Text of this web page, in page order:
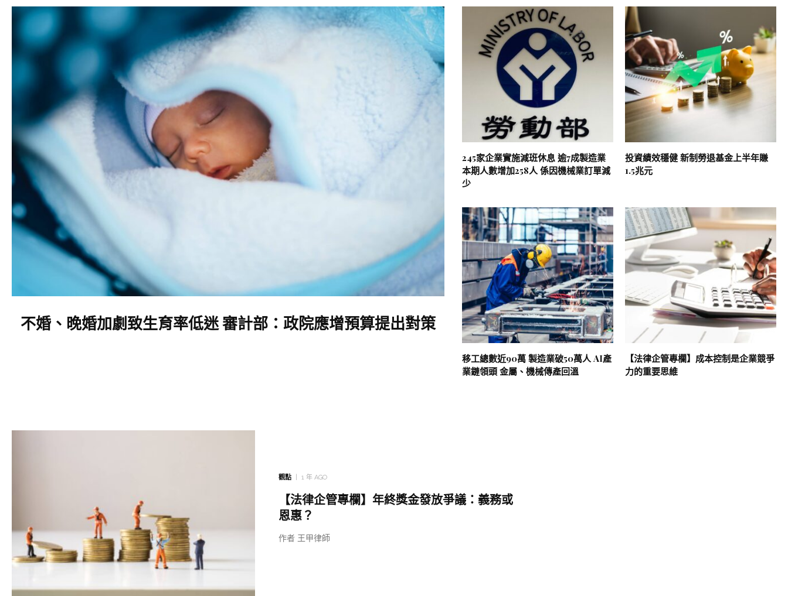
不婚、晚婚加劇致生育率低迷 審計部：政院應增預算提出對策
245家企業實施減班休息 逾7成製造業
本期人數增加258人 係因機械業訂單減
少
投資績效穩健 新制勞退基金上半年賺
1.5兆元
移工總數近90萬 製造業破50萬人 AI產
業鏈領頭 金屬、機械傳產回溫
【法律企管專欄】成本控制是企業競爭
力的重要思維
觀點 1 年 AGO
【法律企管專欄】年終獎金發放爭議：義務或
恩惠？
作者 王甲律師